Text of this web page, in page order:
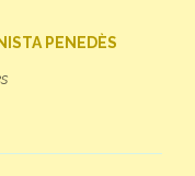
PENEDÈS